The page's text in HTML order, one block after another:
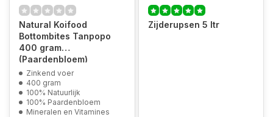
Natural Koifood
Bottombites Tanpopo
400 gram
(Paardenbloem)
Zinkend voer
400 gram
100% Natuurlijk
100% Paardenbloem
Mineralen en Vitamines
Zijderupsen 5 ltr